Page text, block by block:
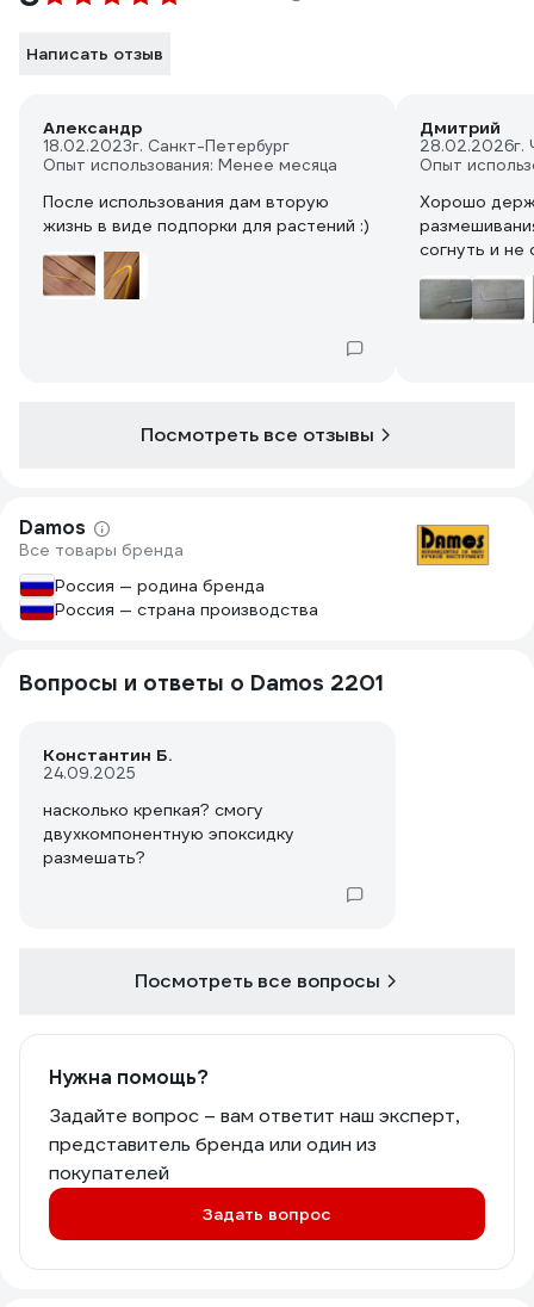
Написать отзыв
Александр
18.02.2023г. Санкт-Петербург
Опыт использования: Менее месяца
После использования дам вторую
жизнь в виде подпорки для растений :)
Дмитрий
28.02.2026г.
Опыт
Хорошо
согнуть и не
Посмотреть все отзывы
Damos
Все товары бренда
Россия — родина бренда
Россия — страна производства
Вопросы и ответы о Damos 2201
Константин Б.
24.09.2025
насколько крепкая? смогу
двухкомпонентную эпоксидку
размешать?
Посмотреть все вопросы
Нужна помощь?
Задайте вопрос – вам ответит наш эксперт,
представитель бренда или один из
покупателей
Задать вопрос